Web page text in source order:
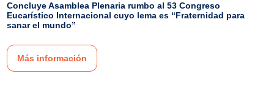
Concluye Asamblea Plenaria rumbo al 53 Congreso
Eucarístico Internacional cuyo lema es “Fraternidad para
sanar el mundo”
Más información